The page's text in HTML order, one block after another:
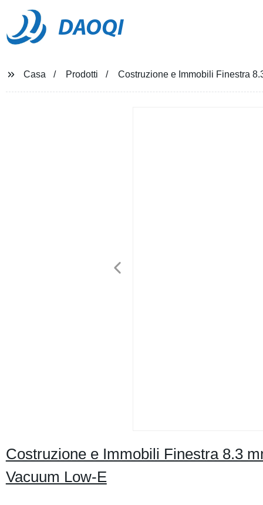
DAOQI
Casa Prodotti Costruzione e Immobili Finestra
Costruzione e Immobili Finestra 8.3
Vacuum Low-E